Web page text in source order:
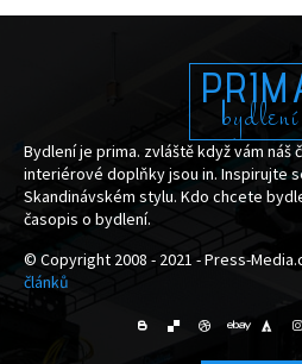
bydlení
Bydlení je prima. zvláště když vám
interiérové doplňky jsou in. Inspirujte
Skandinávském stylu. Kdo chcete
časopis o bydlení.
© Copyright 2008 - 2021 - Press-
článků